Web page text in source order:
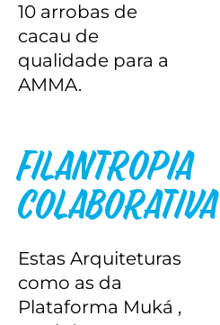
10 arrobas de
cacau de
qualidade para a
AMMA.
Filantropia
Colaborativa
Estas Arquiteturas
como as da
Plataforma Muká ,